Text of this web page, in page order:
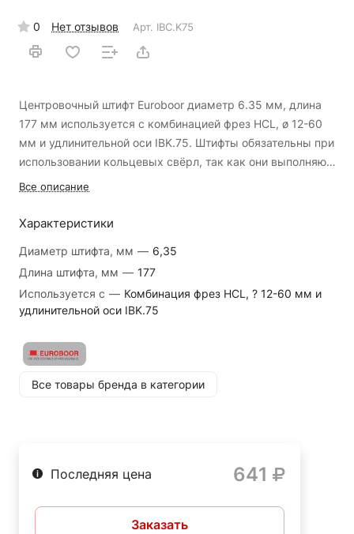
0 Нет отзывов Арт. IBC.K75
Центровочный штифт Euroboor диаметр 6.35 мм, длина
177 мм используется с комбинацией фрез HCL, ø 12-60
мм и удлинительной оси IBK.75. Штифты обязательны при
использовании кольцевых свёрл, так как они выполняют
следующие практические функции:
Выталкивание пробки
Все описание
Характеристики
Диаметр штифта, мм — 6,35
Длина штифта, мм — 177
Используется с — Комбинация фрез HCL, ? 12-60 мм и
удлинительной оси IBK.75
Все товары бренда в категории
Последняя цена 641
Заказать